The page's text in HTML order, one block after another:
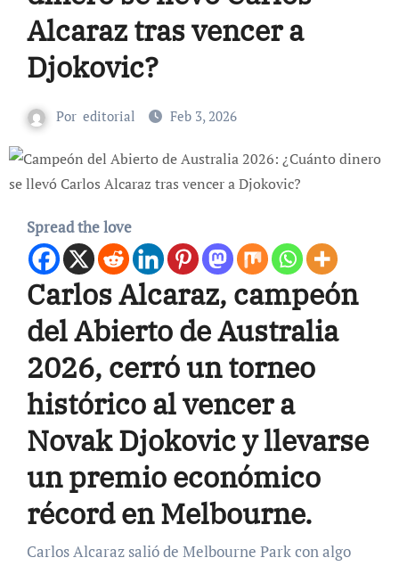
Alcaraz tras vencer a
Djokovic?
Por editorial Feb 3, 2026
Spread the love
Carlos Alcaraz, campeón
del Abierto de Australia
2026, cerró un torneo
histórico al vencer a
Novak Djokovic y llevarse
un premio económico
récord en Melbourne.
Carlos Alcaraz salió de Melbourne Park con algo